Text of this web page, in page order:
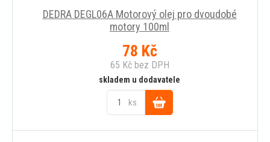
DEDRA DEGL06A Motorový olej pro dvoudobé
motory 100ml
78 Kč
65 Kčbez DPH
skladem u dodavatele
ks
Do